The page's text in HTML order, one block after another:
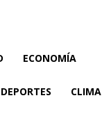
ECONOMÍA
DEPORTES CLIMA